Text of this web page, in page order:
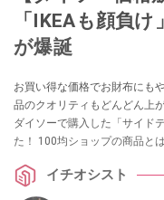
「IKEAも顔負
が爆誕
お買い得な価格でお財布にも
品のクオリティもどんどん上
ダイソーで購入した「サイド
た！ 100均ショップの商品と
イチオシスト